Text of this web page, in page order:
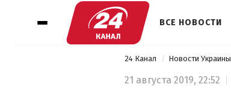
ВСЕ НОВОСТИ
24 Канал Новости Украины
21 августа 2019, 22:52